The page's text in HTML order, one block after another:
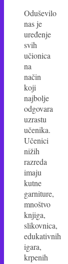
Oduševilo
nas je
uređenje
svih
učionica
na
način
koji
najbolje
odgovara
uzrastu
učenika.
Učenici
nižih
razreda
imaju
kutne
garniture,
mnoštvo
knjiga,
slikovnica,
edukativnih
igara,
krpenih